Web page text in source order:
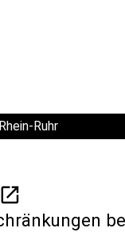
Ruhr
open_in_new